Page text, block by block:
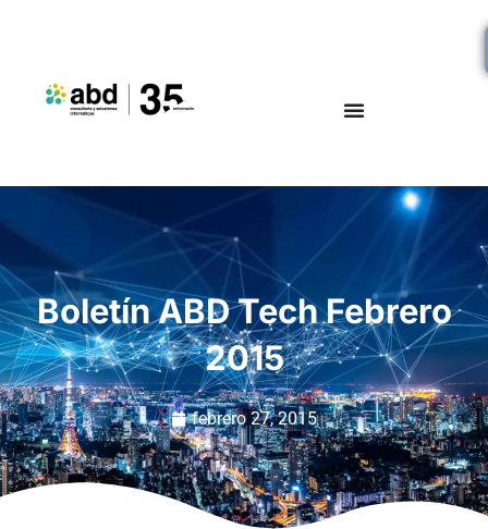
Boletín ABD Tech Febrero
2015
febrero 27, 2015